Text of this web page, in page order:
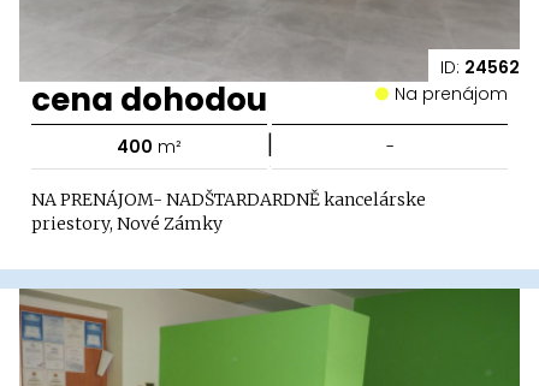
ID: 24562
cena dohodou Na prenájom
400 m² | -
NA PRENÁJOM- NADŠTARDARDNĚ kancelárske
priestory, Nové Zámky